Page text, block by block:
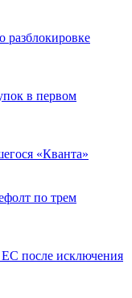
в первом
«Кванта»
по трем
ЕС после исключения